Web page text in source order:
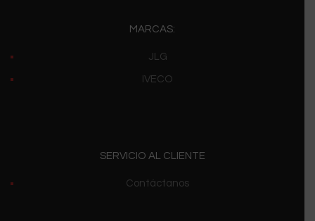
MARCAS:
JLG
IVECO
SERVICIO AL CLIENTE
Contáctanos